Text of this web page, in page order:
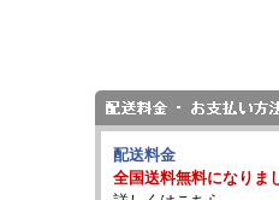
配送料金
全国送料無料になりま